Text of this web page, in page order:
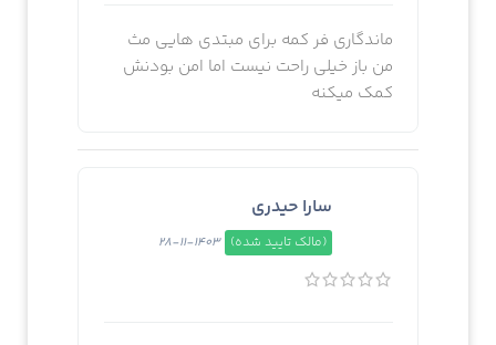
ماندگاري فر كمه براي مبتدي هايي مث
من باز خيلي راحت نيست اما امن بودنش
كمك ميكنه
سارا حیدری
(مالک تایید شده) 1403-11-28